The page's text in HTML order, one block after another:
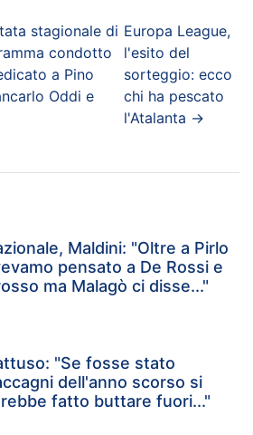
stagionale di
condotto
a Pino
Oddi e
Europa League,
l'esito del
sorteggio: ecco
chi ha pescato
l'Atalanta →
Maldini: "Oltre a Pirlo
pensato a De Rossi e
ma Malagò ci disse..."
"Se fosse stato
dell'anno scorso si
fatto buttare fuori..."